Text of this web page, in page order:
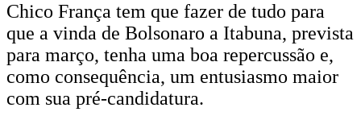
Chico França tem que fazer de tudo para
que a vinda de Bolsonaro a Itabuna, prevista
para março, tenha uma boa repercussão e,
como consequência, um entusiasmo maior
com sua pré-candidatura.